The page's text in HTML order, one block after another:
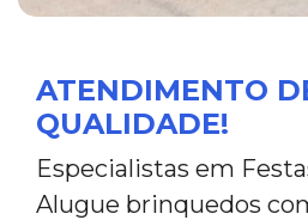
ATENDIMENTO
QUALIDADE!
Especialistas em
Alugue brinquedos